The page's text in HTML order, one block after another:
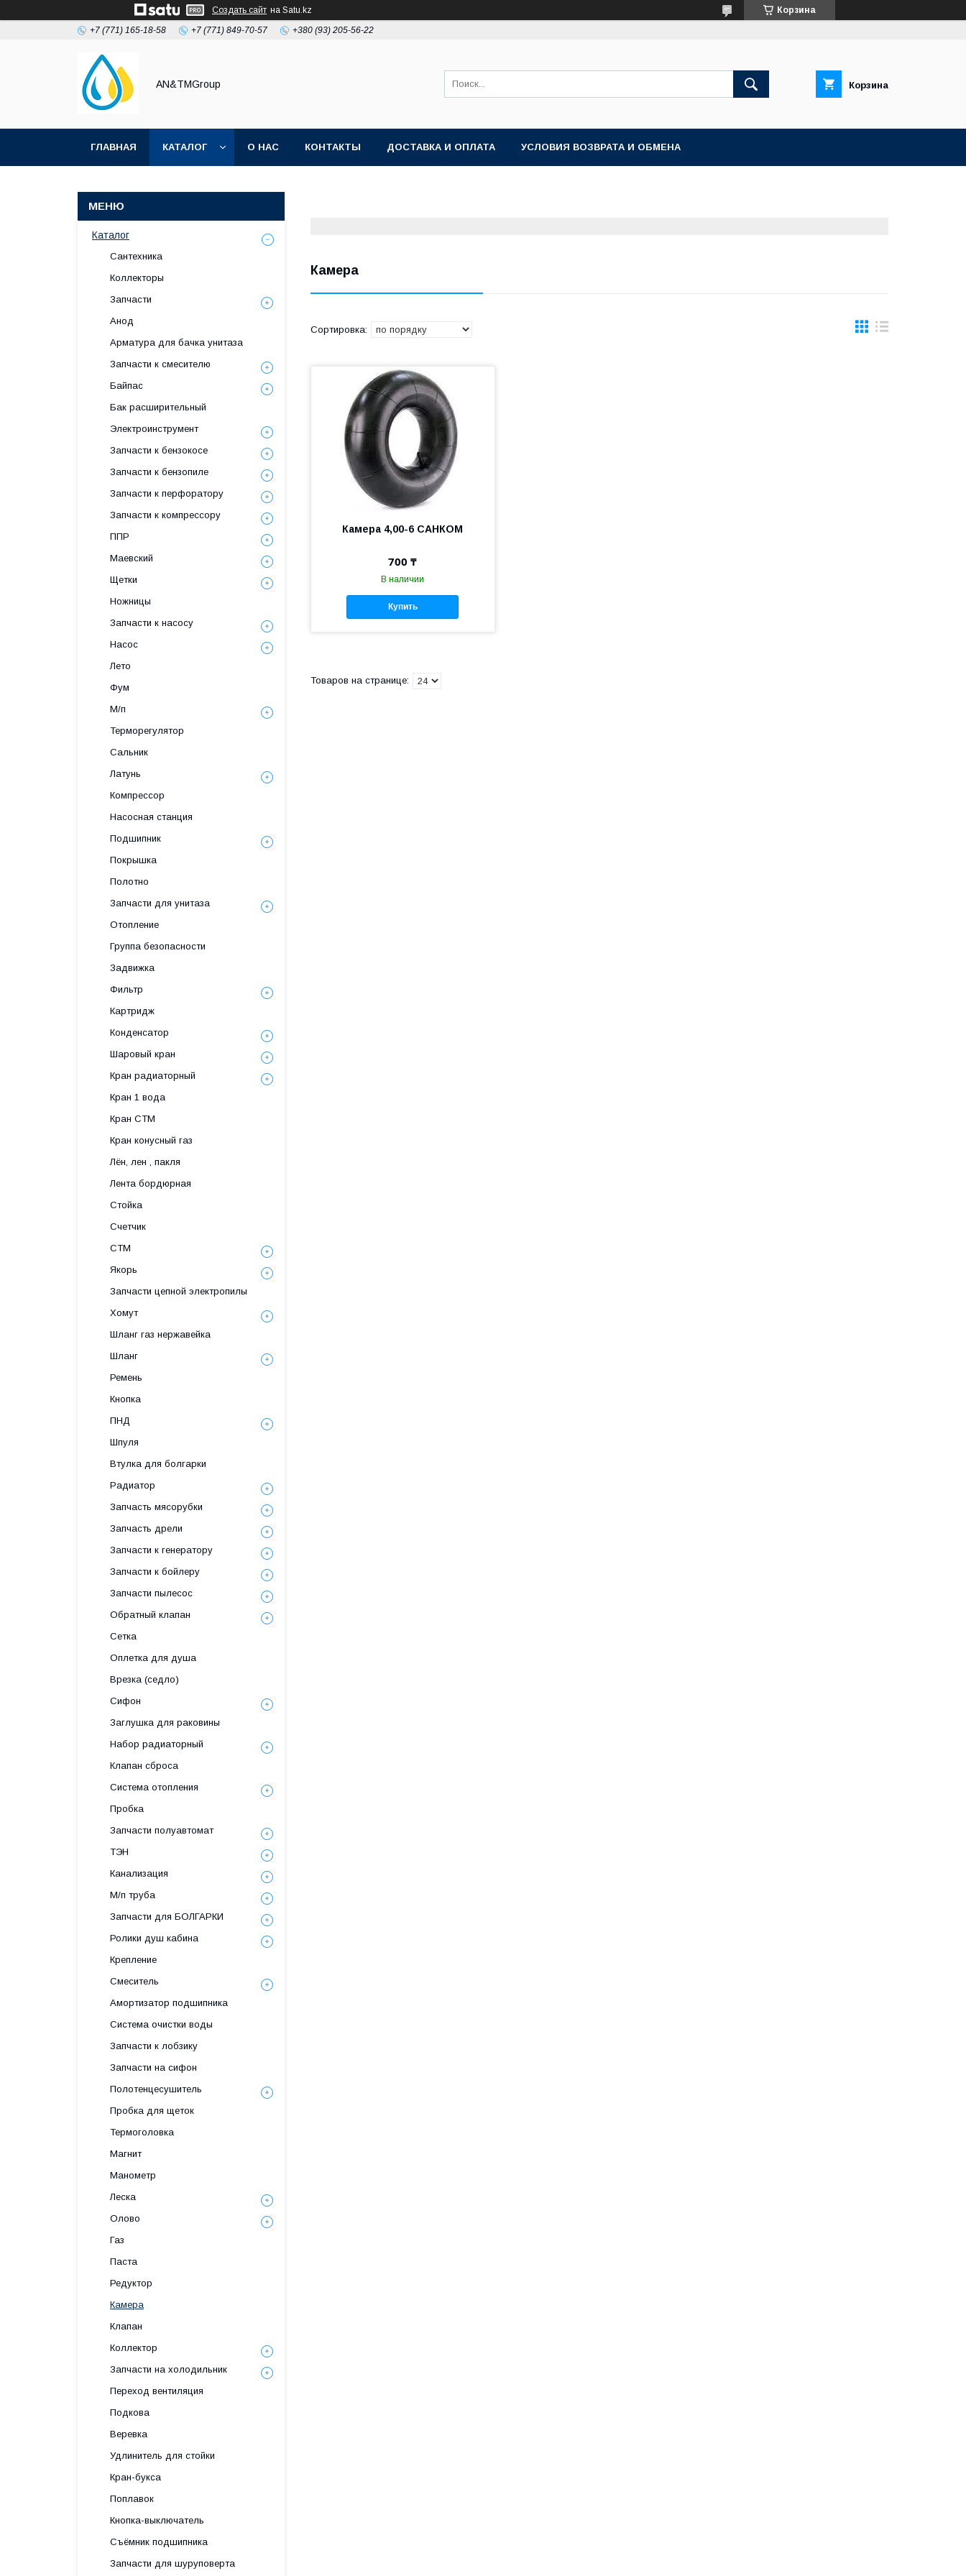
Создать сайт на Satu.kz Корзина
+7 (771) 165-18-58 +7 (771) 849-70-57 +380 (93) 205-56-22
AN&TMGroup Корзина
ГЛАВНАЯ КАТАЛОГ О НАС КОНТАКТЫ ДОСТАВКА И ОПЛАТА УСЛОВИЯ ВОЗВРАТА И ОБМЕНА
Камера
Камера 4,00-6 САНКОМ
700 ₸
В наличии
Купить
Каталог
Сантехника
Коллекторы
Запчасти
Анод
Арматура для бачка унитаза
Запчасти к смесителю
Байпас
Бак расширительный
Электроинструмент
Запчасти к бензокосе
Запчасти к бензопиле
Запчасти к перфоратору
Запчасти к компрессору
ППР
Маевский
Щетки
Ножницы
Запчасти к насосу
Насос
Лето
Фум
М/п
Терморегулятор
Сальник
Латунь
Компрессор
Насосная станция
Подшипник
Покрышка
Полотно
Запчасти для унитаза
Отопление
Группа безопасности
Задвижка
Фильтр
Картридж
Конденсатор
Шаровый кран
Кран радиаторный
Кран 1 вода
Кран СТМ
Кран конусный газ
Лён, лен , пакля
Лента бордюрная
Стойка
Счетчик
СТМ
Якорь
Запчасти цепной электропилы
Хомут
Шланг газ нержавейка
Шланг
Ремень
Кнопка
ПНД
Шпуля
Втулка для болгарки
Радиатор
Запчасть мясорубки
Запчасть дрели
Запчасти к генератору
Запчасти к бойлеру
Запчасти пылесос
Обратный клапан
Сетка
Оплетка для душа
Врезка (седло)
Сифон
Заглушка для раковины
Набор радиаторный
Клапан сброса
Система отопления
Пробка
Запчасти полуавтомат
ТЭН
Канализация
М/п труба
Запчасти для БОЛГАРКИ
Ролики душ кабина
Крепление
Смеситель
Амортизатор подшипника
Система очистки воды
Запчасти к лобзику
Запчасти на сифон
Полотенцесушитель
Пробка для щеток
Термоголовка
Магнит
Манометр
Леска
Олово
Газ
Паста
Редуктор
Камера
Клапан
Коллектор
Запчасти на холодильник
Переход вентиляция
Подкова
Веревка
Удлинитель для стойки
Кран-букса
Поплавок
Кнопка-выключатель
Съёмник подшипника
Запчасти для шуруповерта